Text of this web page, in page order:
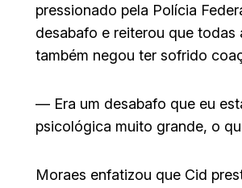
pressionado pela Polícia
desabafo e reiterou que
também negou ter sofrido
— Era um desabafo que eu
psicológica muito grande, o
Moraes enfatizou que Cid